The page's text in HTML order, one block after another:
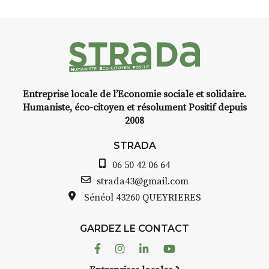
INTERVIEW
avez ouvert une galerie à
Auzon…
Bernard TURLE Le Fumoir n’est
pas une galerie permanente.
AuzonToujours organise
dans le village. Des artistes et
Entreprise locale de l’Economie sociale et solidaire.
Humaniste, éco-citoyen et résolument Positif depuis
2008
STRADA
06 50 42 06 64
strada43@gmail.com
Sénéol 43260 QUEYRIERES
GARDEZ LE CONTACT
FacebookInstagram
LinkedinYoutube